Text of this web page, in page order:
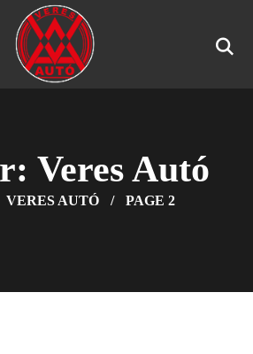
Veres Autó
VERES AUTÓ PAGE 2